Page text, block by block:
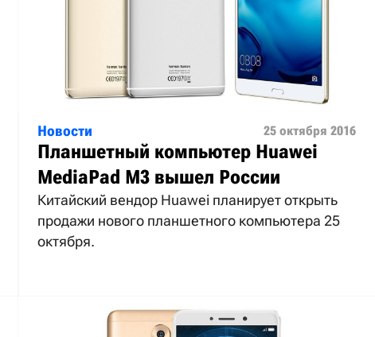
Новости 25 октября 2016
Планшетный компьютер Huawei
MediaPad M3 вышел России
Китайский вендор Huawei планирует открыть
продажи нового планшетного компьютера 25
октября.